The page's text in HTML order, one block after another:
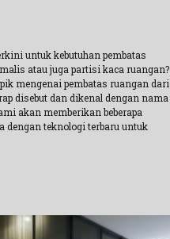
untuk kebutuhan pembatas
atau juga partisi kaca ruangan?
mengenai pembatas ruangan dari
disebut dan dikenal dengan nama
akan memberikan beberapa
dengan teknologi terbaru untuk